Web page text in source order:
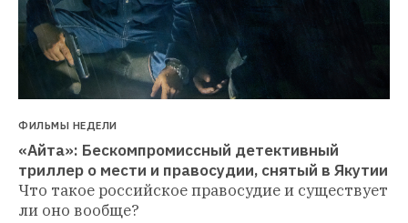
ФИЛЬМЫ НЕДЕЛИ
«Айта»: Бескомпромиссный детективный
триллер о мести и правосудии, снятый в Якутии
Что такое российское правосудие и существует
ли оно вообще?